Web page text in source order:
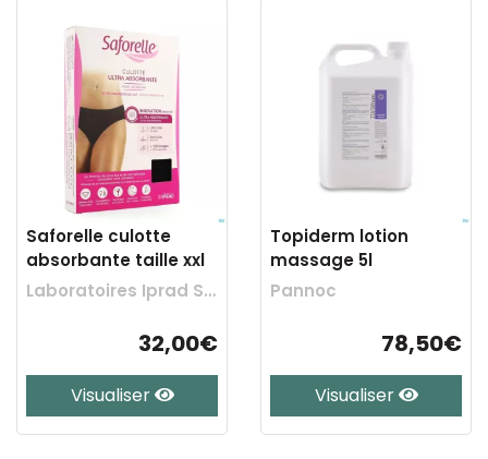
Saforelle culotte
absorbante taille xxl
Laboratoires Iprad Sante
32,00€
Visualiser
Topiderm lotion
massage 5l
Pannoc
78,50€
Visualiser